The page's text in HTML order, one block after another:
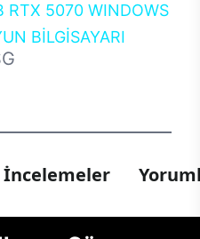
RTX 5070 WINDOWS
BİLGİSAYARI
İncelemeler